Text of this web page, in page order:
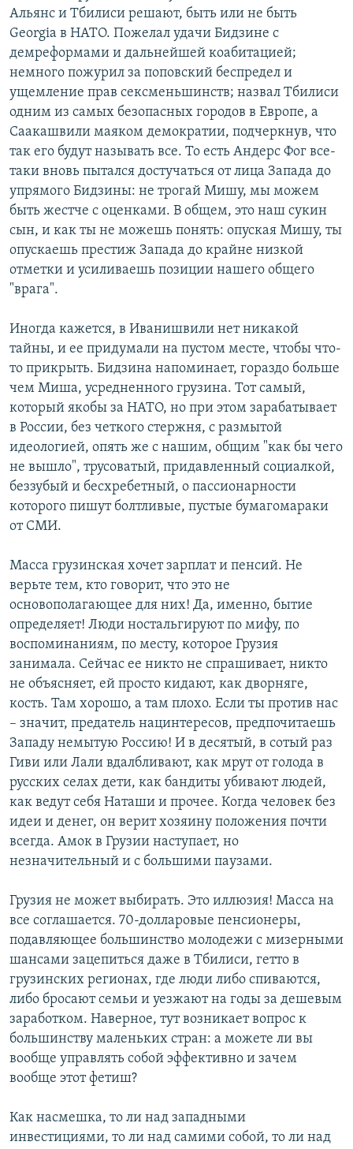
Альянс и Тбилиси решают, быть или не быть
Georgia в НАТО. Пожелал удачи Бидзине с
демреформами и дальнейшей коабитацией;
немного пожурил за поповский беспредел и
ущемление прав сексменьшинств; назвал Тбилиси
одним из самых безопасных городов в Европе, а
Саакашвили маяком демократии, подчеркнув, что
так его будут называть все. То есть Андерс Фог все-
таки вновь пытался достучаться от лица Запада до
упрямого Бидзины: не трогай Мишу, мы можем
быть жестче с оценками. В общем, это наш сукин
сын, и как ты не можешь понять: опуская Мишу, ты
опускаешь престиж Запада до крайне низкой
отметки и усиливаешь позиции нашего общего
"врага".
Иногда кажется, в Иванишвили нет никакой
тайны, и ее придумали на пустом месте, чтобы что-
то прикрыть. Бидзина напоминает, гораздо больше
чем Миша, усредненного грузина. Тот самый,
который якобы за НАТО, но при этом зарабатывает
в России, без четкого стержня, с размытой
идеологией, опять же с нашим, общим "как бы чего
не вышло", трусоватый, придавленный социалкой,
беззубый и бесхребетный, о пассионарности
которого пишут болтливые, пустые бумагомараки
от СМИ.
Масса грузинская хочет зарплат и пенсий. Не
верьте тем, кто говорит, что это не
основополагающее для них! Да, именно, бытие
определяет! Люди ностальгируют по мифу, по
воспоминаниям, по месту, которое Грузия
занимала. Сейчас ее никто не спрашивает, никто
не объясняет, ей просто кидают, как дворняге,
кость. Там хорошо, а там плохо. Если ты против нас
– значит, предатель нацинтересов, предпочитаешь
Западу немытую Россию! И в десятый, в сотый раз
Гиви или Лали вдалбливают, как мрут от голода в
русских селах дети, как бандиты убивают людей,
как ведут себя Наташи и прочее. Когда человек без
идеи и денег, он верит хозяину положения почти
всегда. Амок в Грузии наступает, но
незначительный и с большими паузами.
Грузия не может выбирать. Это иллюзия! Масса на
все соглашается. 70-долларовые пенсионеры,
подавляющее большинство молодежи с мизерными
шансами зацепиться даже в Тбилиси, гетто в
грузинских регионах, где люди либо спиваются,
либо бросают семьи и уезжают на годы за дешевым
заработком. Наверное, тут возникает вопрос к
большинству маленьких стран: а можете ли вы
вообще управлять собой эффективно и зачем
вообще этот фетиш?
Как насмешка, то ли над западными
инвестициями, то ли над самими собой, то ли над